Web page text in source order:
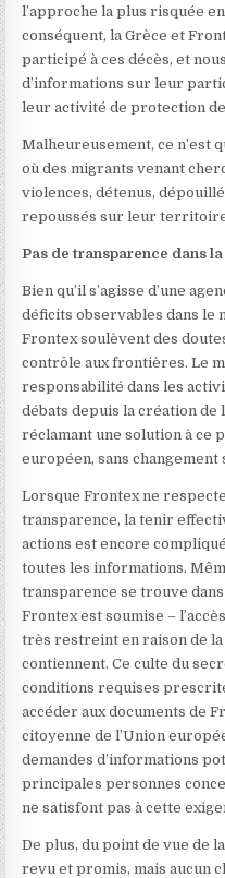
l’approche la plus risquée
conséquent, la Grèce et
participé à ces décès, et
d’informations sur leur
leur activité de protection
Malheureusement, ce n’est
où des migrants venant
violences, détenus,
repoussés sur leur
Pas de transparence dans
Bien qu’il s’agisse d’une
déficits observables dans le
Frontex soulèvent des
contrôle aux frontières. Le
responsabilité dans les
débats depuis la création de
réclamant une solution à ce
européen, sans changement
Lorsque Frontex ne
transparence, la tenir
actions est encore
toutes les informations.
transparence se trouve
Frontex est soumise –
très restreint en raison de
contiennent. Ce culte du
conditions requises
accéder aux documents de
citoyenne de l’Union
demandes d’informations
principales personnes
ne satisfont pas à cette
De plus, du point de vue de
revu et promis, mais aucun